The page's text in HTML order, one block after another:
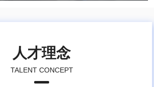
人才理念
TALENT CONCEPT